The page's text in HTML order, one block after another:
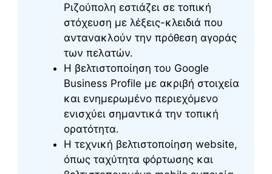
Ριζούπολη εστιάζει σε τοπική
στόχευση με λέξεις-κλειδιά που
αντανακλούν την πρόθεση αγοράς
των πελατών.
Η βελτιστοποίηση του Google
Business Profile με ακριβή στοιχεία
και ενημερωμένο περιεχόμενο
ενισχύει σημαντικά την τοπική
ορατότητα.
Η τεχνική βελτιστοποίηση website,
όπως ταχύτητα φόρτωσης και